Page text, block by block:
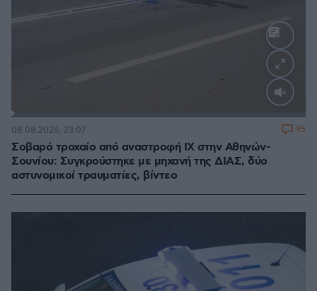
Σοβαρό τροχαίο από αναστροφή ΙΧ στην Αθηνών-
Σουνίου: Συγκρούστηκε με μηχανή της ΔΙΑΣ, δύο
αστυνομικοί τραυματίες, βίντεο
08.08.2026, 23:07 95